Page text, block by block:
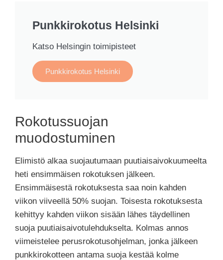
Punkkirokotus Helsinki
Katso Helsingin toimipisteet
Punkkirokotus Helsinki
Rokotussuojan
muodostuminen
Elimistö alkaa suojautumaan puutiaisaivokuumeelta
heti ensimmäisen rokotuksen jälkeen.
Ensimmäisestä rokotuksesta saa noin kahden
viikon viiveellä 50% suojan. Toisesta rokotuksesta
kehittyy kahden viikon sisään lähes täydellinen
suoja puutiaisaivotulehdukselta. Kolmas annos
viimeistelee perusrokotusohjelman, jonka jälkeen
punkkirokotteen antama suoja kestää kolme